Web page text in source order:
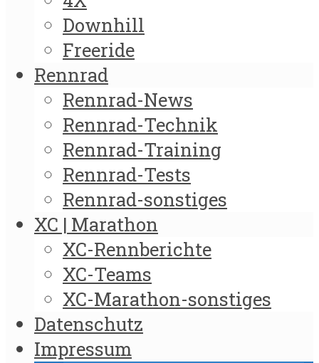
Downhill
Freeride
Rennrad
Rennrad-News
Rennrad-Technik
Rennrad-Training
Rennrad-Tests
Rennrad-sonstiges
XC | Marathon
XC-Rennberichte
XC-Teams
XC-Marathon-sonstiges
Datenschutz
Impressum